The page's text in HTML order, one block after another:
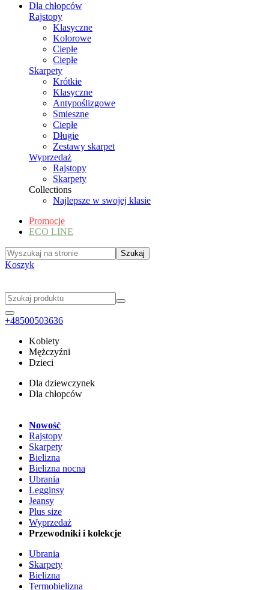
Dla chłopców
Rajstopy
Klasyczne
Kolorowe
Ciepłe
Ciepłe
Skarpety
Krótkie
Klasyczne
Antypoślizgowe
Smieszne
Ciepłe
Długie
Zestawy skarpet
Wyprzedaż
Rajstopy
Skarpety
Collections
Najlepsze w swojej klasie
Promocje
ECO LINE
Koszyk
+48500503636
Kobiety
Mężczyźni
Dzieci
Dla dziewczynek
Dla chłopców
Nowość
Rajstopy
Skarpety
Bielizna
Bielizna nocna
Ubrania
Legginsy
Jeansy
Plus size
Wyprzedaż
Przewodniki i kolekcje
Ubrania
Skarpety
Bielizna
Termobielizna